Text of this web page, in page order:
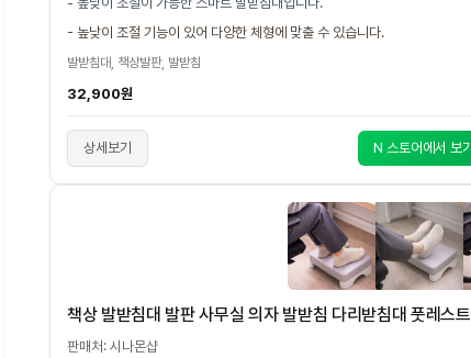
- 높낮이 조절 기능이 있어 다양한 체형에 맞출 수 있습니다.
발받침대, 책상발판, 발받침
32,900원
상세보기 N 스토어에서 보기
책상 발받침대 발판 사무실 의자 발받침 다리받침대 풋레스트
판매처: 시나몬샵